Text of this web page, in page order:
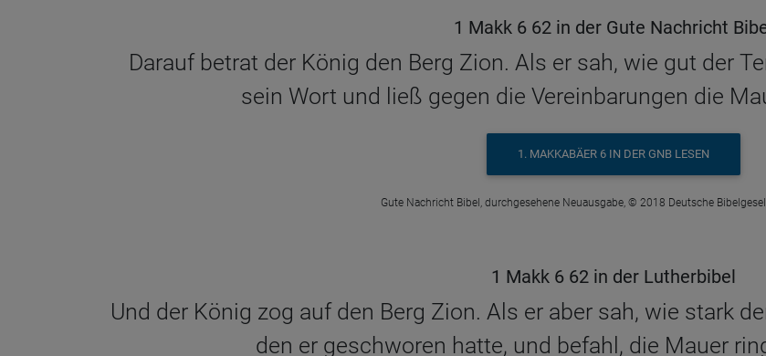
1 Makk 6 62 in der Gute Nachricht
Darauf betrat der König den Berg Zion. Als er sah, wie gut der
sein Wort und ließ gegen die Vereinbarungen die
1. MAKKABÄER 6 IN DER GNB LESEN
Gute Nachricht Bibel, durchgesehene Neuausgabe, © 2018 Deutsche
1 Makk 6 62 in der Lutherbibel
Und der König zog auf den Berg Zion. Als er aber sah, wie stark
den er geschworen hatte, und befahl, die Mauer